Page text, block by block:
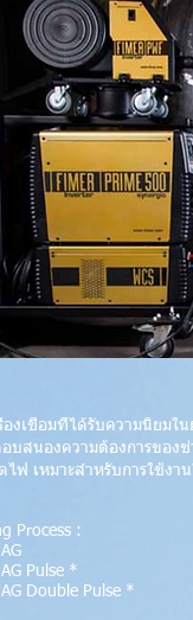
องเชื่อมที่ได้รับความนิยม
บสนองความต้องการของ
ไฟ เหมาะสำหรับการใช้ง
Process :
Pulse *
Double Pulse *